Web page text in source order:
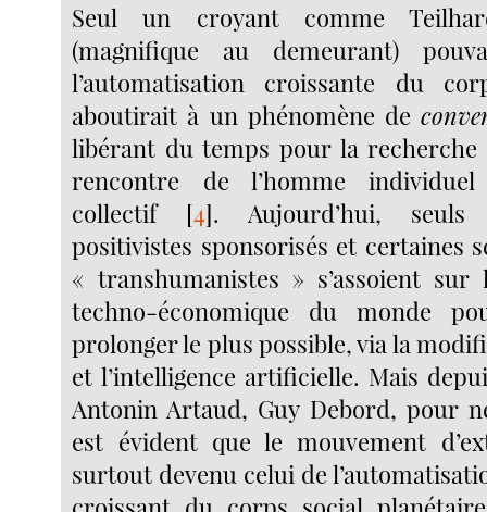
Seul un croyant comme
(magnifique au demeurant)
l’automatisation croissante du
aboutirait à un phénomène de
libérant du temps pour la
rencontre de l’homme individuel
collectif[4]. Aujourd’hui, seuls
positivistes sponsorisés et certaines
« transhumanistes » s’assoient
techno-économique du monde
prolonger le plus possible, via la
et l’intelligence artificielle. Mais
Antonin Artaud, Guy Debord, pour
est évident que le mouvement
surtout devenu celui de